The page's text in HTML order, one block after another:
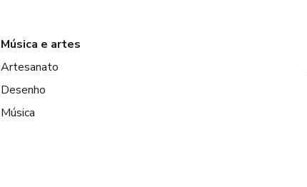
Música e artes
Artesanato
Desenho
Música